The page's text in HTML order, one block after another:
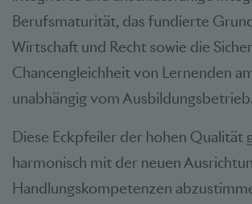
Berufsmaturität, das fundierte
Wirtschaft und Recht sowie die
Chancengleichheit von Lernenden
unabhängig vom
Diese Eckpfeiler der hohen Qualität
harmonisch mit der neuen
Handlungskompetenzen